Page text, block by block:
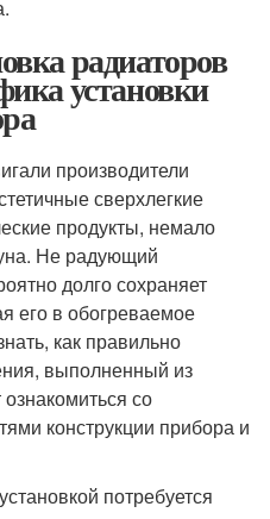
радиаторов
установки
производители
сверхлегкие
продукты, немало
Не радующий
долго сохраняет
его в обогреваемое
как правильно
выполненный из
со
конструкции прибора и
потребуется